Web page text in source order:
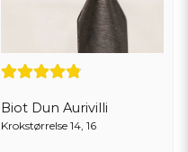
Biot Dun Aurivilli
Krokstørrelse 14, 16